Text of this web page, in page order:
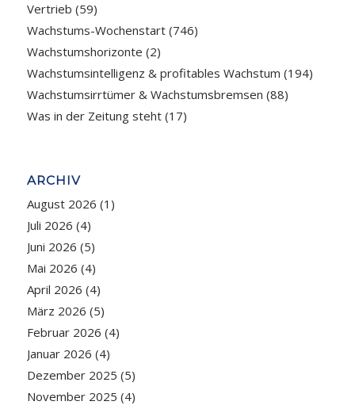
Vertrieb (59)
Wachstums-Wochenstart(746)
Wachstumshorizonte (2)
Wachstumsintelligenz & profitables Wachstum (194)
Wachstumsirrtümer & Wachstumsbremsen (88)
Was in der Zeitung steht(17)
ARCHIV
August 2026 (1)
Juli 2026 (4)
Juni 2026 (5)
Mai 2026 (4)
April 2026 (4)
März 2026 (5)
Februar 2026 (4)
Januar 2026 (4)
Dezember 2025 (5)
November 2025 (4)